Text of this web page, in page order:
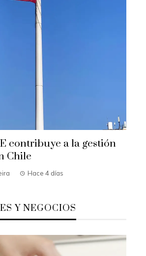
contribuye a la gestión
Chile
Hace 4 días
Y NEGOCIOS